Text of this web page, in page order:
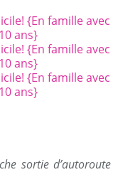
sortie d’autoroute